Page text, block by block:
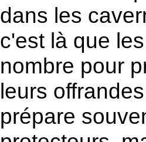
dans les
c'est là que
nombre pour
leurs
prépare